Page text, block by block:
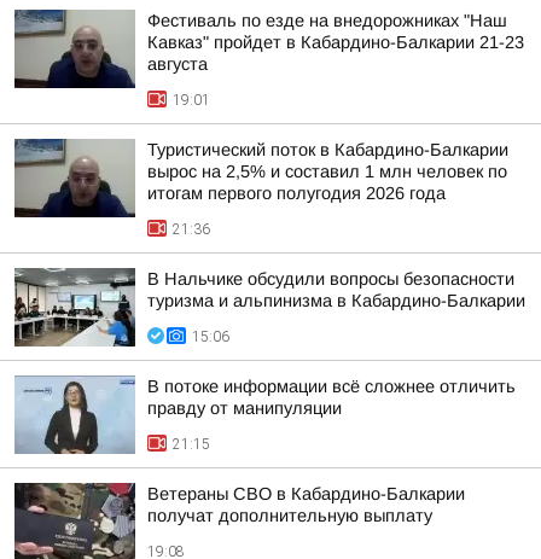
Фестиваль по езде на внедорожниках "Наш
Кавказ" пройдет в Кабардино-Балкарии 21-23
августа
19:01
Туристический поток в Кабардино-Балкарии
вырос на 2,5% и составил 1 млн человек по
итогам первого полугодия 2026 года
21:36
В Нальчике обсудили вопросы безопасности
туризма и альпинизма в Кабардино-Балкарии
15:06
В потоке информации всё сложнее отличить
правду от манипуляции
21:15
Ветераны СВО в Кабардино-Балкарии
получат дополнительную выплату
19:08